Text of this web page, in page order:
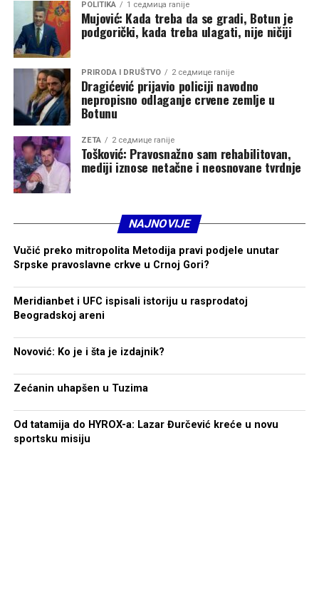
POLITIKA 1 седмица ranije
Mujović: Kada treba da se gradi, Botun je
podgorički, kada treba ulagati, nije ničiji
PRIRODA I DRUŠTVO 2 седмице ranije
Dragićević prijavio policiji navodno
nepropisno odlaganje crvene zemlje u
Botunu
ZETA 2 седмице ranije
Tošković: Pravosnažno sam rehabilitovan,
mediji iznose netačne i neosnovane tvrdnje
NAJNOVIJE
Vučić preko mitropolita Metodija pravi podjele unutar
Srpske pravoslavne crkve u Crnoj Gori?
Meridianbet i UFC ispisali istoriju u rasprodatoj
Beogradskoj areni
Novović: Ko je i šta je izdajnik?
Zećanin uhapšen u Tuzima
Od tatamija do HYROX-a: Lazar Đurčević kreće u novu
sportsku misiju